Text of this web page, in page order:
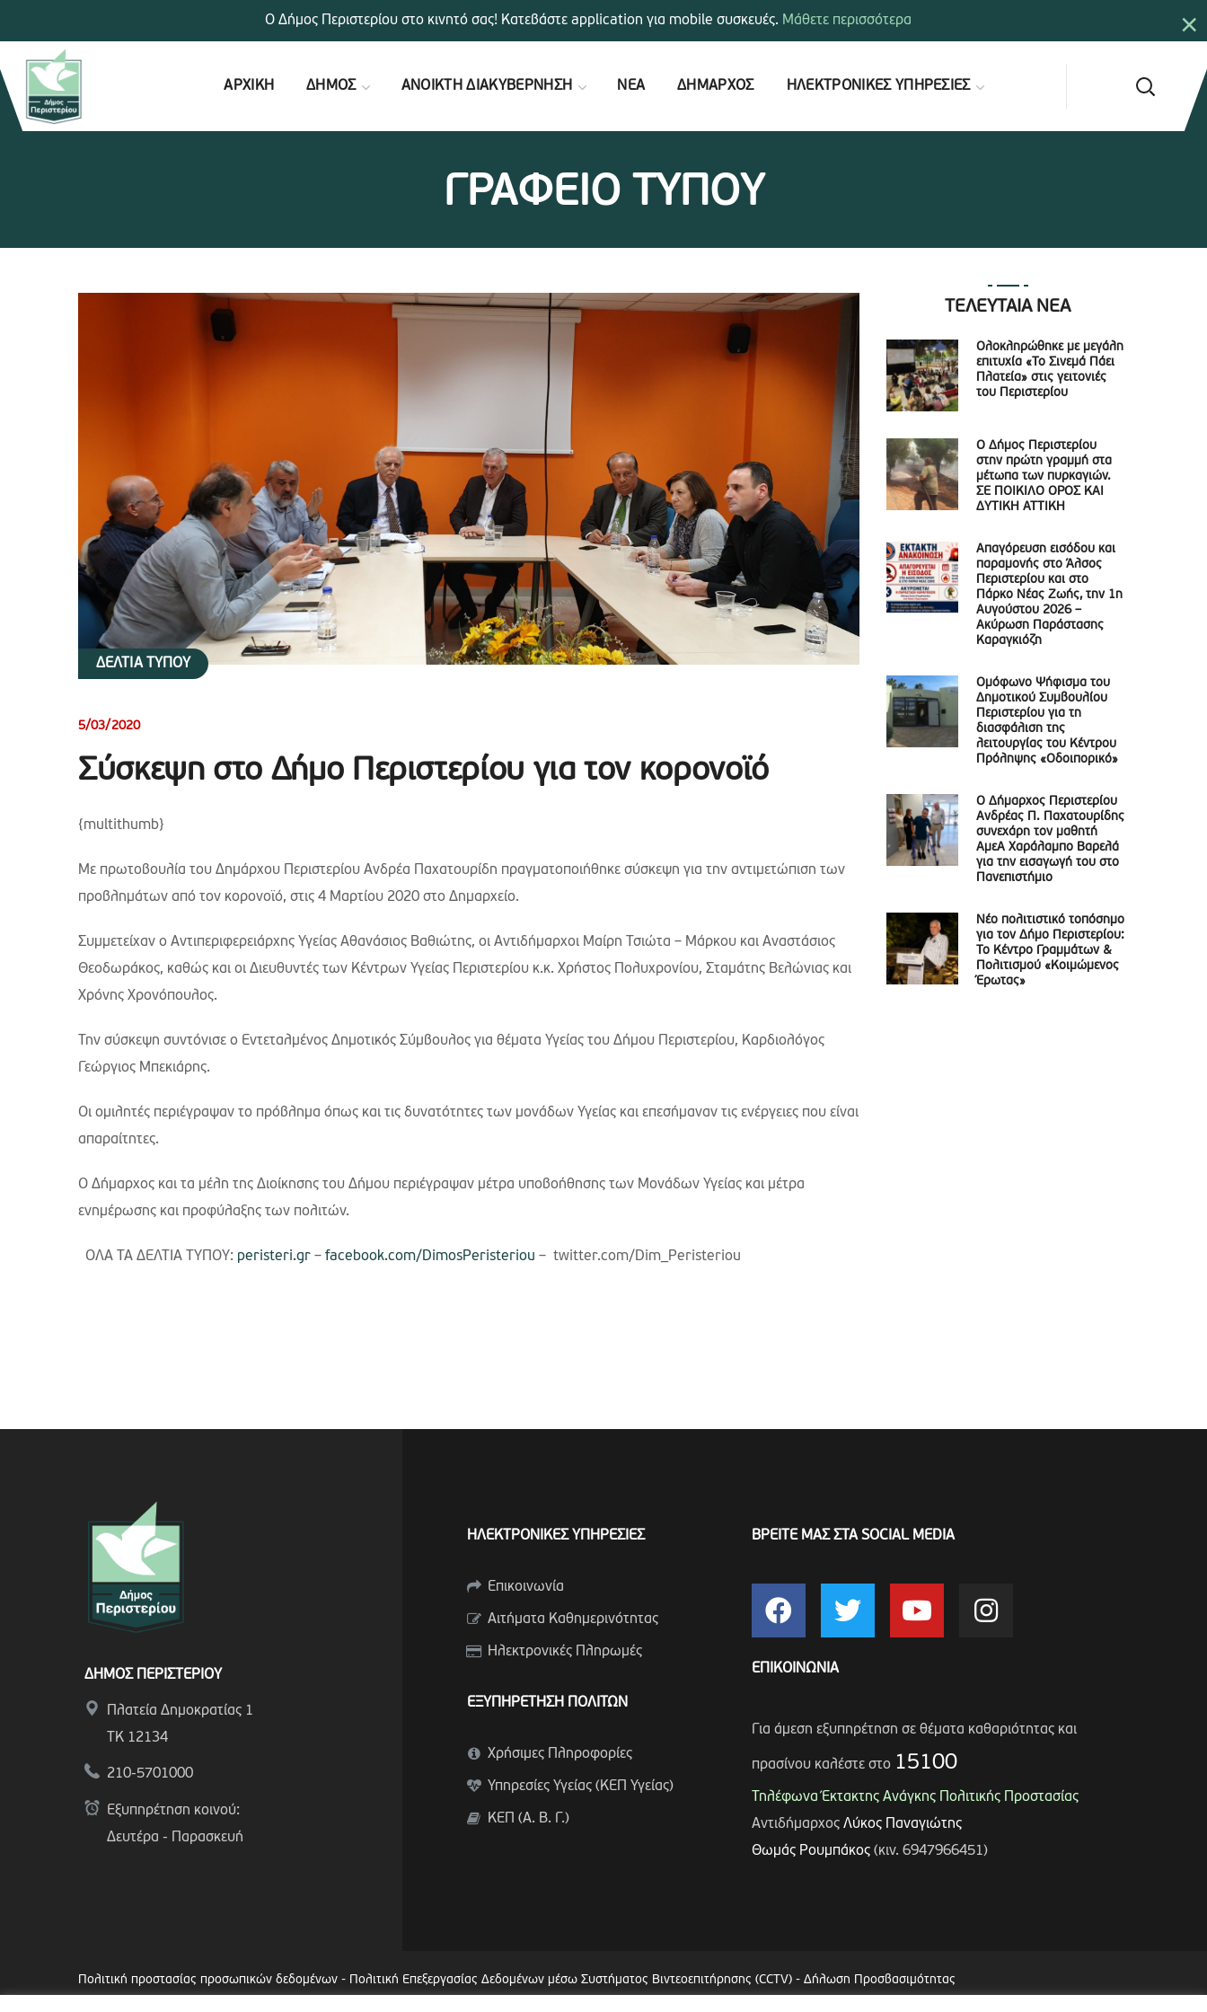
ΑΡΧΙΚΗ ΔΗΜΟΣ ΑΝΟΙΚΤΗ ΔΙΑΚΥΒΕΡΝΗΣΗ ΝΕΑ ΔΗΜΑΡΧΟΣ ΗΛΕΚΤΡΟΝΙΚΕΣ ΥΠΗΡΕΣΙΕΣ
ΓΡΑΦΕΙΟ ΤΥΠΟΥ
ΔΕΛΤΙΑ ΤΥΠΟΥ
5/03/2020
Σύσκεψη στο Δήμο Περιστερίου για τον κορονοϊό
{multithumb}
Με πρωτοβουλία του Δημάρχου Περιστερίου Ανδρέα Παχατουρίδη πραγματοποιήθηκε σύσκεψη για την αντιμετώπιση των
προβλημάτων από τον κορονοϊό, στις 4 Μαρτίου 2020 στο Δημαρχείο.
Συμμετείχαν ο Αντιπεριφερειάρχης Υγείας Αθανάσιος Βαθιώτης, οι Αντιδήμαρχοι Μαίρη Τσιώτα – Μάρκου και Αναστάσιος
Θεοδωράκος, καθώς και οι Διευθυντές των Κέντρων Υγείας Περιστερίου κ.κ. Χρήστος Πολυχρονίου, Σταμάτης Βελώνιας και
Χρόνης Χρονόπουλος.
Την σύσκεψη συντόνισε ο Εντεταλμένος Δημοτικός Σύμβουλος για θέματα Υγείας του Δήμου Περιστερίου, Καρδιολόγος
Γεώργιος Μπεκιάρης.
Οι ομιλητές περιέγραψαν το πρόβλημα όπως και τις δυνατότητες των μονάδων Υγείας και επεσήμαναν τις ενέργειες που είναι
απαραίτητες.
Ο Δήμαρχος και τα μέλη της Διοίκησης του Δήμου περιέγραψαν μέτρα υποβοήθησης των Μονάδων Υγείας και μέτρα
ενημέρωσης και προφύλαξης των πολιτών.
ΟΛΑ ΤΑ ΔΕΛΤΙΑ ΤΥΠΟΥ: peristeri.gr – facebook.com/DimosPeristeriou – twitter.com/Dim_Peristeriou
ΤΕΛΕΥΤΑΙΑ ΝΕΑ
Ολοκληρώθηκε με μεγάλη
επιτυχία «Το Σινεμά Πάει
Πλατεία» στις γειτονιές
του Περιστερίου
Ο Δήμος Περιστερίου
στην πρώτη γραμμή στα
μέτωπα των πυρκαγιών.
ΣΕ ΠΟΙΚΙΛΟ ΟΡΟΣ ΚΑΙ
ΔΥΤΙΚΗ ΑΤΤΙΚΗ
Απαγόρευση εισόδου και
παραμονής στο Άλσος
Περιστερίου και στο
Πάρκο Νέας Ζωής, την 1η
Αυγούστου 2026 –
Ακύρωση Παράστασης
Καραγκιόζη
Ομόφωνο Ψήφισμα του
Δημοτικού Συμβουλίου
Περιστερίου για τη
διασφάλιση της
λειτουργίας του Κέντρου
Πρόληψης «Οδοιπορικό»
Ο Δήμαρχος Περιστερίου
Ανδρέας Π. Παχατουρίδης
συνεχάρη τον μαθητή
ΑμεΑ Χαράλαμπο Βαρελά
για την εισαγωγή του στο
Πανεπιστήμιο
Νέο πολιτιστικό τοπόσημο
για τον Δήμο Περιστερίου:
Το Κέντρο Γραμμάτων &
Πολιτισμού «Κοιμώμενος
Έρωτας»
ΔΗΜΟΣ ΠΕΡΙΣΤΕΡΙΟΥ
Πλατεία Δημοκρατίας 1
ΤΚ 12134
210-5701000
Εξυπηρέτηση κοινού:
Δευτέρα - Παρασκευή
ΗΛΕΚΤΡΟΝΙΚΕΣ ΥΠΗΡΕΣΙΕΣ
Επικοινωνία
Αιτήματα Καθημερινότητας
Ηλεκτρονικές Πληρωμές
ΕΞΥΠΗΡΕΤΗΣΗ ΠΟΛΙΤΩΝ
Χρήσιμες Πληροφορίες
Υπηρεσίες Υγείας (ΚΕΠ Υγείας)
ΚΕΠ (Α. Β. Γ.)
ΒΡΕΙΤΕ ΜΑΣ ΣΤΑ SOCIAL MEDIA
ΕΠΙΚΟΙΝΩΝΙΑ
Για άμεση εξυπηρέτηση σε θέματα καθαριότητας και
πρασίνου καλέστε στο 15100
Τηλέφωνα Έκτακτης Ανάγκης Πολιτικής Προστασίας
Αντιδήμαρχος Λύκος Παναγιώτης
Θωμάς Ρουμπάκος(κιν. 6947966451)
Πολιτική προστασίας προσωπικών δεδομένων - Πολιτική Επεξεργασίας Δεδομένων μέσω Συστήματος Βιντεοεπιτήρησης (CCTV) - Δήλωση Προσβασιμότητας
×
Ο Δήμος Περιστερίου στο κινητό σας! Κατεβάστε application για mobile συσκευές. Μάθετε περισσότερα